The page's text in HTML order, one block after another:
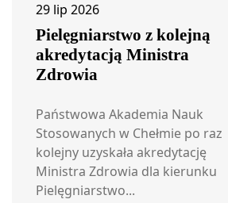
29 lip 2026
Pielęgniarstwo z kolejną
akredytacją Ministra
Zdrowia
Państwowa Akademia Nauk
Stosowanych w Chełmie po raz
kolejny uzyskała akredytację
Ministra Zdrowia dla kierunku
Pielęgniarstwo...